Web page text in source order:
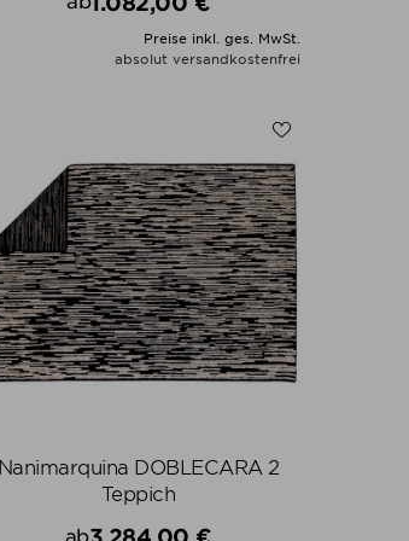
Preis
Preise inkl. ges. MwSt.
absolut versandkostenfrei
Nanimarquina DOBLECARA 2
Teppich